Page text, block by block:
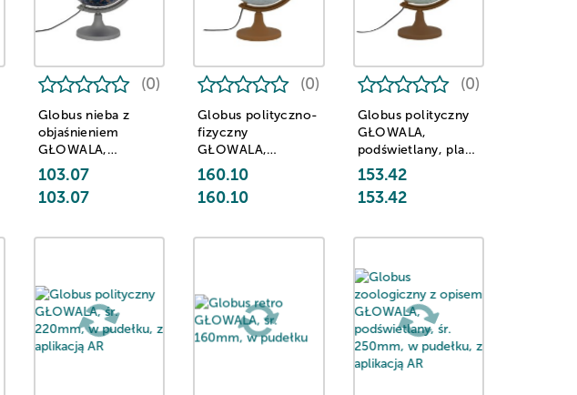
Globus nieba z
objaśnieniem
GŁOWALA,
podświetlany, śr.
250mm, w pudełku
(0)
103.07
103.07
Globus polityczno-
fizyczny
GŁOWALA,
podświetlany, plast.
niska stopka, śr.
320mm, w
AR
(0)
160.10
160.10
Globus polityczny
GŁOWALA,
podświetlany, plast.
niska stopka, śr.
320mm, w pudełku
(0)
153.42
153.42